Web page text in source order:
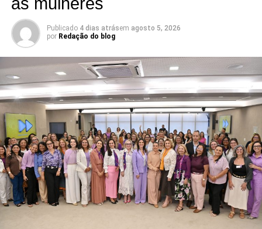
artificial. A missão definida no planejamento é prestar
assessoramento jurídico de excelência à Assembleia do
RN, garantindo segurança jurídica, eficiência, inovação e
ética.
Publicado 4 dias atrásem agosto 5, 2026
por Redação do blog